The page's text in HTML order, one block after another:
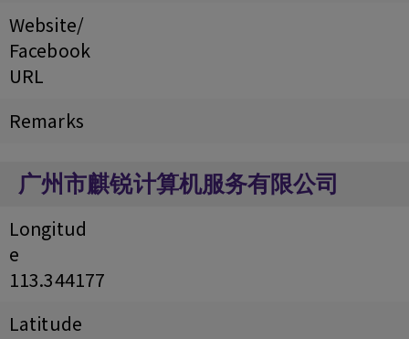
Website/
Facebook
URL
Remarks
广州市麒锐计算机服务有限公司
Longitud
e
113.344177
Latitude